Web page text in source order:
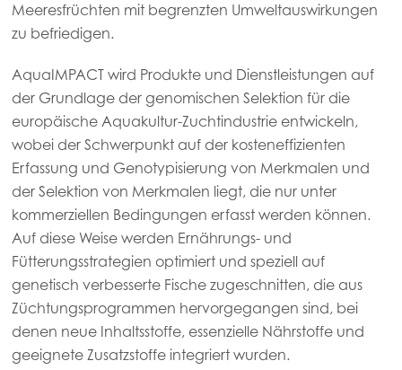
Mowi Global
Asia
Mowi China
Mowi Japan
Mowi Taiwan
Meeresfrüchten mit begrenzten Umweltauswirkungen
zu befriedigen.
AquaIMPACT wird Produkte und Dienstleistungen auf
der Grundlage der genomischen Selektion für die
europäische Aquakultur-Zuchtindustrie entwickeln,
wobei der Schwerpunkt auf der kosteneffizienten
Erfassung und Genotypisierung von Merkmalen und
der Selektion von Merkmalen liegt, die nur unter
kommerziellen Bedingungen erfasst werden können.
Auf diese Weise werden Ernährungs- und
Fütterungsstrategien optimiert und speziell auf
genetisch verbesserte Fische zugeschnitten, die aus
Züchtungsprogrammen hervorgegangen sind, bei
denen neue Inhaltsstoffe, essenzielle Nährstoffe und
geeignete Zusatzstoffe integriert wurden.